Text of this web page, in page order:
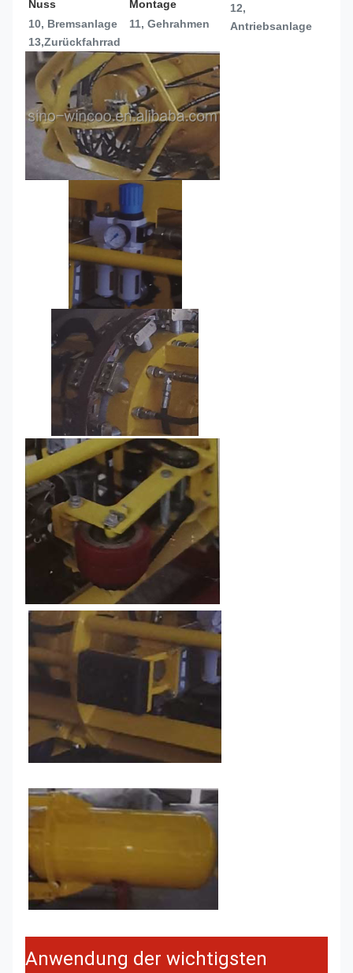
Nuss
10, Bremsanlage
13,Zurückfahrrad
Montage
11, Gehrahmen
12,
Antriebsanlage
Anwendung der wichtigsten